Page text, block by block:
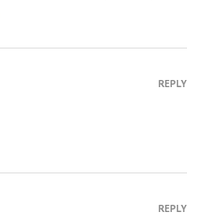
REPLY
REPLY